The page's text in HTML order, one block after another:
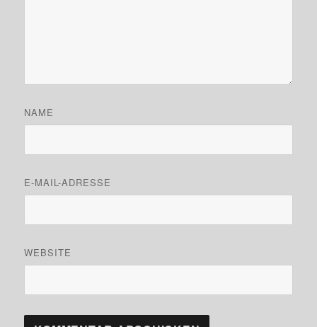
NAME
E-MAIL-ADRESSE
WEBSITE